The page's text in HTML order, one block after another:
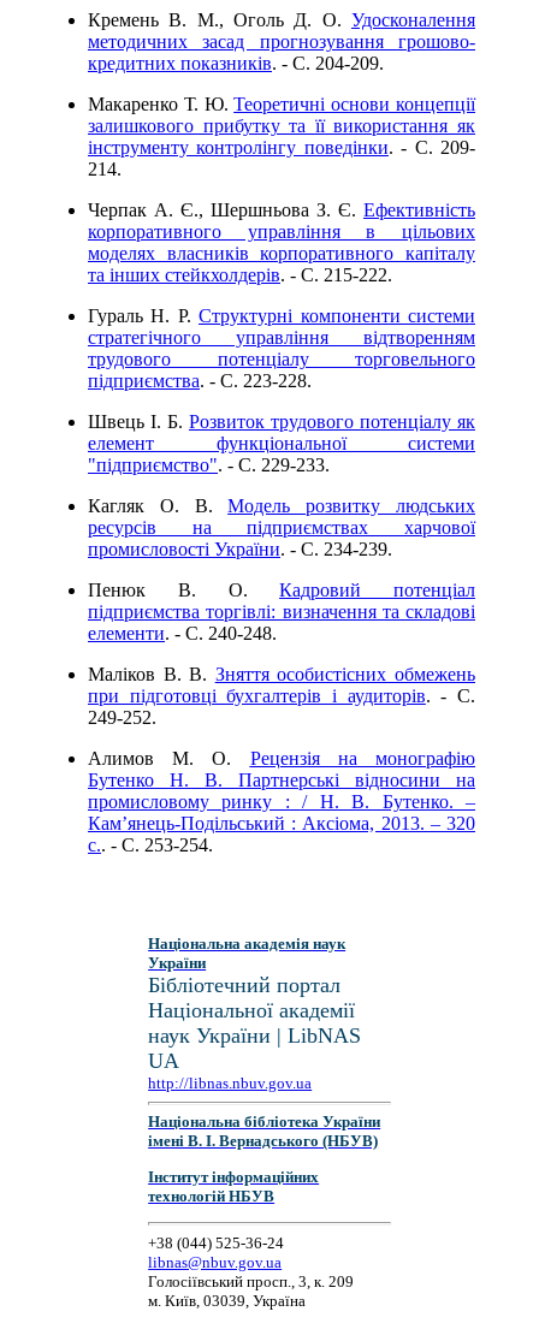
Кремень В. М., Оголь Д. О. Удосконалення
методичних засад прогнозування грошово-
кредитних показників. - C. 204-209.
Макаренко Т. Ю.Теоретичні основи концепції
залишкового прибутку та її використання як
інструменту контролінгу поведінки. - C. 209-
214.
Черпак А. Є., Шершньова З. Є. Ефективність
корпоративного управління в цільових
моделях власників корпоративного капіталу
та інших стейкхолдерів. - C. 215-222.
Гураль Н. Р.Структурні компоненти системи
стратегічного управління відтворенням
трудового потенціалу торговельного
підприємства. - C. 223-228.
Швець І. Б. Розвиток трудового потенціалу як
елемент функціональної системи
"підприємство". - C. 229-233.
Кагляк О. В.Модель розвитку людських
ресурсів на підприємствах харчової
промисловості України. - C. 234-239.
Пенюк В. О.Кадровий потенціал
підприємства торгівлі: визначення та складові
елементи. - C. 240-248.
Маліков В. В. Зняття особистісних обмежень
при підготовці бухгалтерів і аудиторів. - C.
249-252.
Алимов М. О. Рецензія на монографію
Бутенко Н. В. Партнерські відносини на
промисловому ринку : / Н. В. Бутенко. –
Кам’янець-Подільський : Аксіома, 2013. – 320
с.. - C. 253-254.
Національна академія наук
України
Бібліотечний портал
Національної академії
наук України | LibNAS
UA
http://libnas.nbuv.gov.ua
Національна бібліотека України
імені В. І. Вернадського (НБУВ)
Інститут інформаційних
технологій НБУВ
+38 (044) 525-36-24
libnas@nbuv.gov.ua
Голосіївський просп., 3, к. 209
м. Київ, 03039, Україна